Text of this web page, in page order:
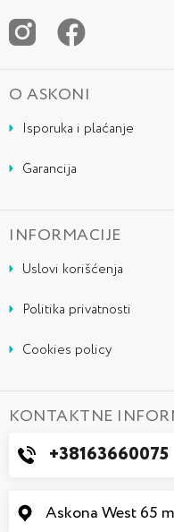
O ASKONI
Isporuka i plaćanje
Garancija
INFORMACIJE
Uslovi korišćenja
Politika privatnosti
Cookies policy
KONTAKTNE
+38163660075
Askona West 65